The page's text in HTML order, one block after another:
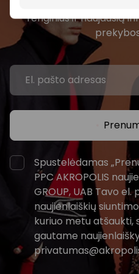
Pirmieji sužinokite
renginius ir naujausią
Spustelėdamas
PPC AKROPOLIS
GROUP, UAB Tavo
naujienlaiškių
kuriuo metu atšaukti,
gautame